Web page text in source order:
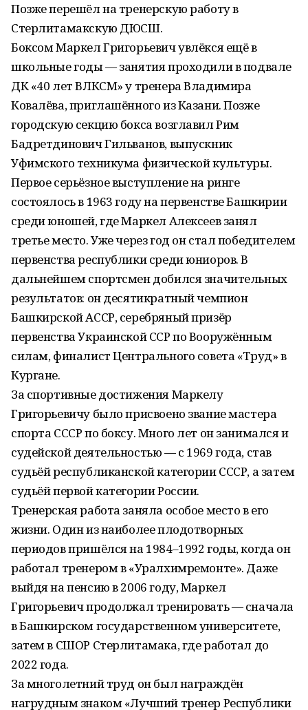
Позже перешёл на тренерскую работу в
Стерлитамакскую ДЮСШ.
Боксом Маркел Григорьевич увлёкся ещё в
школьные годы — занятия проходили в подвале
ДК «40 лет ВЛКСМ» у тренера Владимира
Ковалёва, приглашённого из Казани. Позже
городскую секцию бокса возглавил Рим
Бадретдинович Гильванов, выпускник
Уфимского техникума физической культуры.
Первое серьёзное выступление на ринге
состоялось в 1963 году на первенстве Башкирии
среди юношей, где Маркел Алексеев занял
третье место. Уже через год он стал победителем
первенства республики среди юниоров. В
дальнейшем спортсмен добился значительных
результатов: он десятикратный чемпион
Башкирской АССР, серебряный призёр
первенства Украинской ССР по Вооружённым
силам, финалист Центрального совета «Труд» в
Кургане.
За спортивные достижения Маркелу
Григорьевичу было присвоено звание мастера
спорта СССР по боксу. Много лет он занимался и
судейской деятельностью — с 1969 года, став
судьёй республиканской категории СССР, а затем
судьёй первой категории России.
Тренерская работа заняла особое место в его
жизни. Один из наиболее плодотворных
периодов пришёлся на 1984–1992 годы, когда он
работал тренером в «Уралхимремонте». Даже
выйдя на пенсию в 2006 году, Маркел
Григорьевич продолжал тренировать — сначала
в Башкирском государственном университете,
затем в СШОР Стерлитамака, где работал до
2022 года.
За многолетний труд он был награждён
нагрудным знаком «Лучший тренер Республики